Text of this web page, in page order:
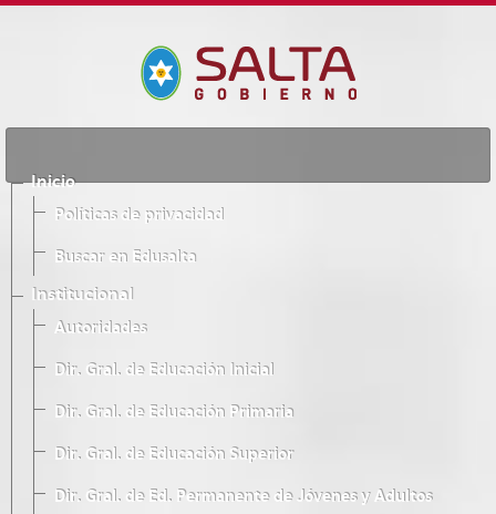
Inicio
Políticas de privacidad
Buscar en Edusalta
Institucional
Autoridades
Dir. Gral. de Educación Inicial
Dir. Gral. de Educación Primaria
Dir. Gral. de Educación Superior
Dir. Gral. de Ed. Permanente de Jóvenes y Adultos